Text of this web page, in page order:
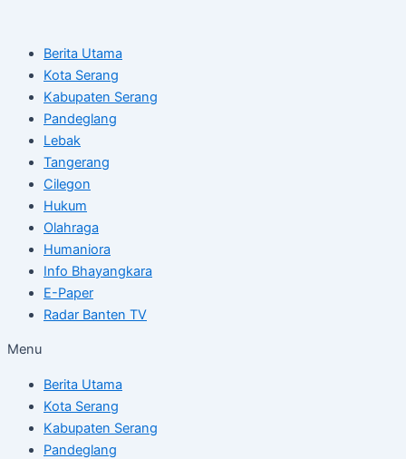
contentBerita Utama
Kota Serang
Kabupaten Serang
Pandeglang
Lebak
Tangerang
Cilegon
Hukum
Olahraga
Humaniora
Info Bhayangkara
E-Paper
Radar Banten TV
Menu
Berita Utama
Kota Serang
Kabupaten Serang
Pandeglang